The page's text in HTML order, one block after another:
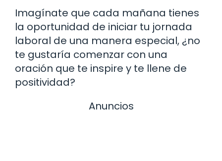
Imagínate que cada mañana tienes
la oportunidad de iniciar tu jornada
laboral de una manera especial, ¿no
te gustaría comenzar con una
oración que te inspire y te llene de
positividad?
Anuncios